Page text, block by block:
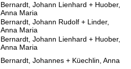
Bernardt, Johann Lienhard
Huober,
Anna Maria
Bernardt, Johann Rudolf
Linder,
Anna Maria
Bernardt, Johann Lienhard
Huober,
Anna Maria
Bernardt, Johannes Küechlin, Anna